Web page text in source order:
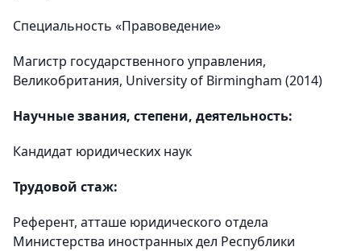
Специальность «Правоведение»
Магистр государственного управления,
Великобритания, University of Birmingham (2014)
Научные звания, степени, деятельность:
Кандидат юридических наук
Трудовой стаж:
Референт, атташе юридического отдела
Министерства иностранных дел Республики